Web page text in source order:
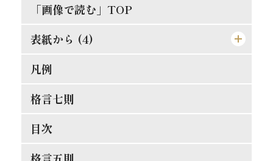
「画像で読む」TOP
表紙から (4)
[表紙]
[表見返し]
[遊び紙]
[扉]
凡例
格言七則
目次
格言五則